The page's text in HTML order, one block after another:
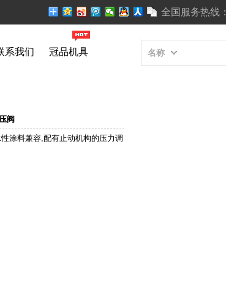
全国服务热线：
系我们 冠品机具 名称
阀
涂料兼容,配有止动机构的压力调